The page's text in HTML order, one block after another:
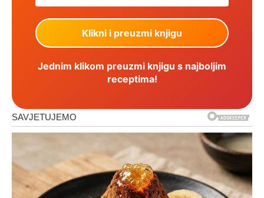
Jednim klikom preuzmi knjigu s najboljim
receptima!